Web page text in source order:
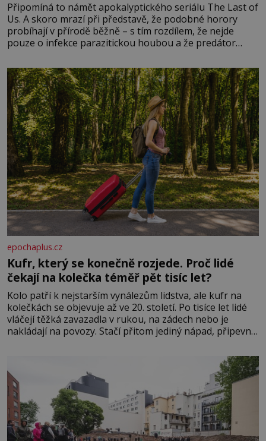
Připomíná to námět apokalyptického seriálu The Last of
Us. A skoro mrazí při představě, že podobné horory
probíhají v přírodě běžně – s tím rozdílem, že nejde
pouze o infekce parazitickou houbou a že predátor
živočichy, než je člověk. Najít skutečné zombie není nic
nemožného ani v naší přírodě.
epochaplus.cz
Kufr, který se konečně rozjede. Proč lidé
čekají na kolečka téměř pět tisíc let?
Kolo patří k nejstarším vynálezům lidstva, ale kufr na
kolečkách se objevuje až ve 20. století. Po tisíce let lidé
vláčejí těžká zavazadla v rukou, na zádech nebo je
nakládají na povozy. Stačí přitom jediný nápad, připevnit
nedostane. Až jednou se na letišti ozve věta, která změní